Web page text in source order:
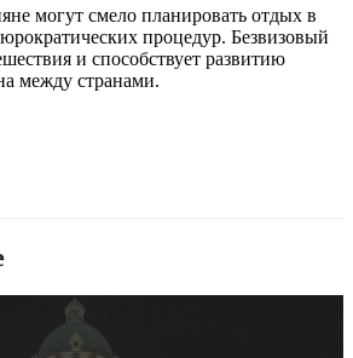
могут смело планировать отдых в
процедур. Безвизовый
и способствует развитию
между странами.